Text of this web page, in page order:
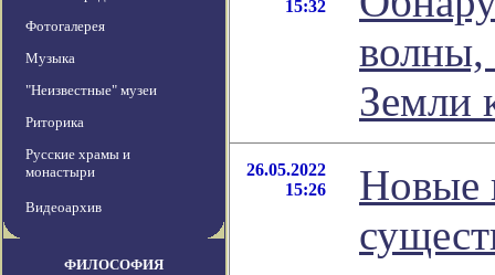
Фотогалерея
Музыка
"Неизвестные" музеи
Риторика
Русские храмы и
монастыри
Видеоархив
ФИЛОСОФИЯ
15:32
волны,
Земли
26.05.2022
15:26
Новые